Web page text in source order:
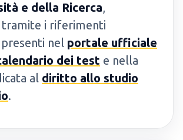
e della Ricerca,
tramite i riferimenti
nel portale ufficiale
dei test e nella
al diritto allo studio
.